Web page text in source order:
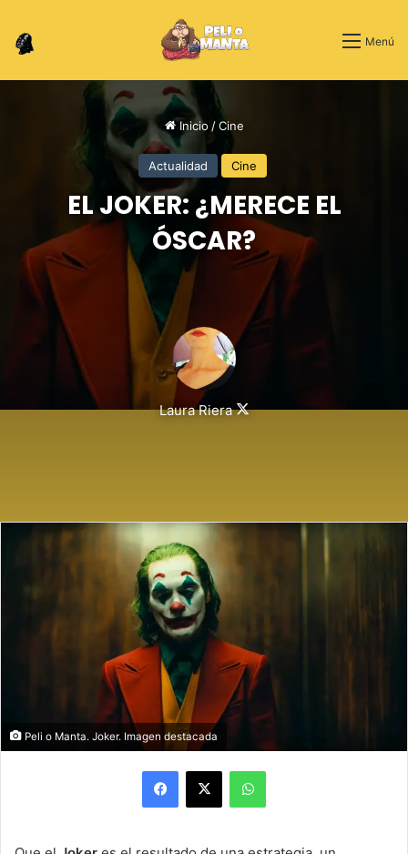
Switch skin Menú
Inicio / Cine
Actualidad Cine
EL JOKER: ¿MERECE EL
ÓSCAR?
Laura Riera
Follow
Peli o Manta. Joker. Imagen destacada
Facebook
X WhatsApp